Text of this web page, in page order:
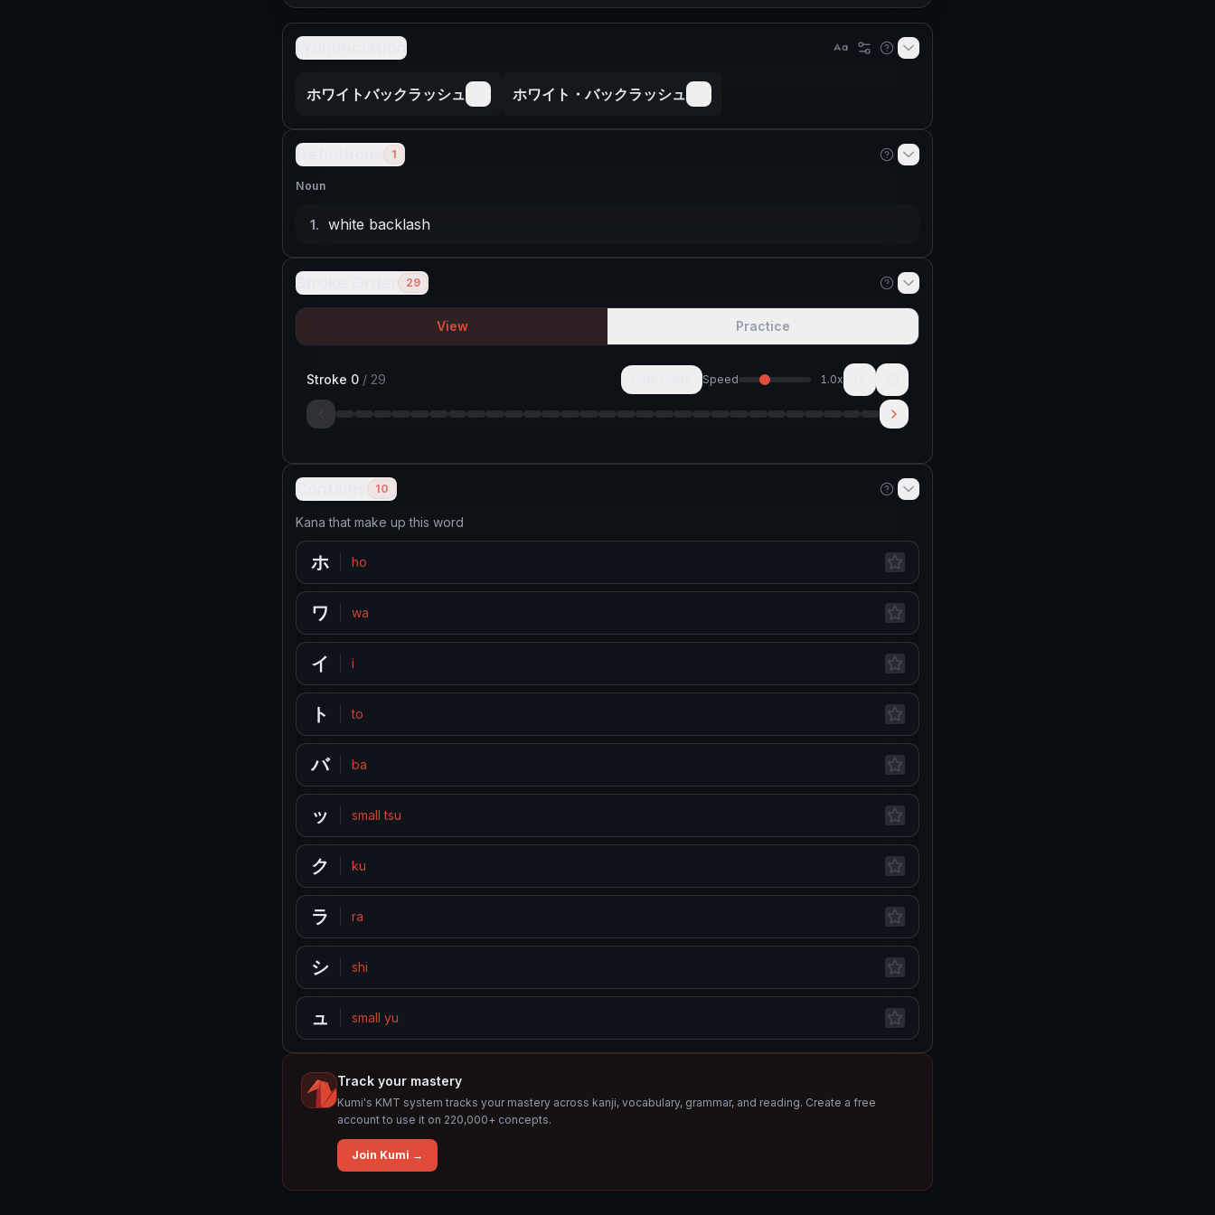
Pronunciation
ホワイトバックラッシュ ホワイト・バックラッシュ
Definitions 1
Noun
1. white backlash
Stroke Order 29
View Practice
Stroke 0 / 29 Speed 1.0x
Contains 10
Kana that make up this word
ホ ho
ワ wa
イ i
ト to
バ ba
ッ small tsu
ク ku
ラ ra
シ shi
ュ small yu
Track your mastery
Kumi's KMT system tracks your mastery across kanji, vocabulary, grammar, and reading. Create a free
account to use it on 220,000+ concepts.
Join Kumi →